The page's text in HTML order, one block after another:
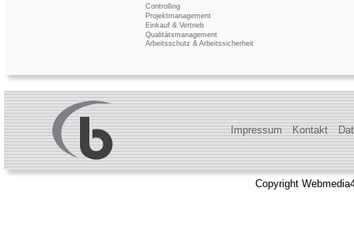
Controlling
Projektmanagement
Einkauf & Vertrieb
Qualitätsmanagement
Arbeitsschutz & Arbeitssicherheit
Impressum Kontakt
Copyright